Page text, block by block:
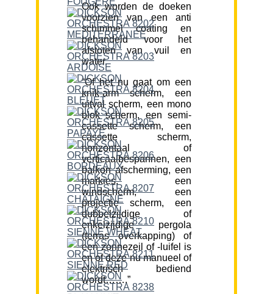
Ook worden de doeken
voorzien van een anti
schimmel coating en
behandeld voor het
afstoten van vuil en
water.
“Of het nu gaat om een
knik-arm scherm, een
uitval scherm, een mono
blok scherm, een semi-
cassette scherm, een
cassette scherm,
horizontaal of
verticaalbespannen, een
balkon afscherming, een
markies, een
windscherm, een
projectie scherm, een
dubbelzijdige of
enkelzijdige pergola
(terras overkapping) of
een zonnezeil of -luifel is
en of deze nu manueel of
elektrisch bediend
wordt…….”